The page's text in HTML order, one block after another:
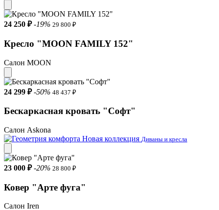
24 250 ₽ -19% 29 800 ₽
Кресло "MOON FAMILY 152"
Салон MOON
24 299 ₽ -50% 48 437 ₽
Бескаркасная кровать "Софт"
Салон Askona
Новая коллекция Диваны и кресла
23 000 ₽ -20% 28 800 ₽
Ковер "Арте фуга"
Салон Iren